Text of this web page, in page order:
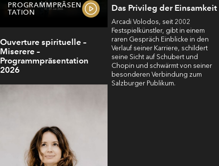
Das Privileg der Einsamkeit
Arcadi Volodos, seit 2002
Festspielkünstler, gibt in einem
raren Gespräch Einblicke in den
Verlauf seiner Karriere, schildert
seine Sicht auf Schubert und
Chopin und schwärmt von seiner
besonderen Verbindung zum
Salzburger Publikum.
PROGRAMMPRÄSEN
TATION
Ouverture spirituelle –
Miserere –
Programmpräsentation
2026